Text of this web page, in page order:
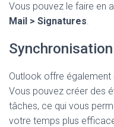
Vous pouvez le faire en
Mail > Signatures.
Outlook offre
Vous pouvez créer des
tâches, ce qui vous
votre temps plus